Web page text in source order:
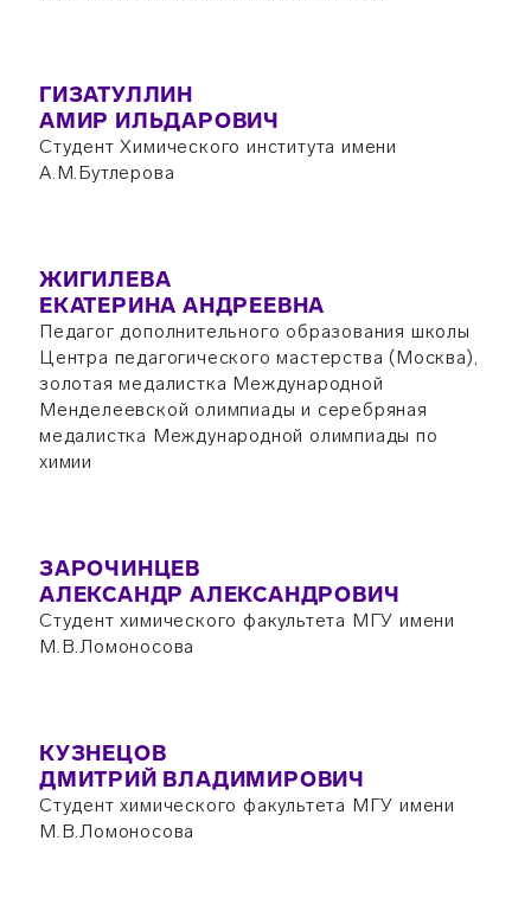
ГИЗАТУЛЛИН
АМИР ИЛЬДАРОВИЧ
Студент Химического института имени
А.М.Бутлерова
ЖИГИЛЕВА
ЕКАТЕРИНА АНДРЕЕВНА
Педагог дополнительного образования школы
Центра педагогического мастерства (Москва),
золотая медалистка Международной
Менделеевской олимпиады и серебряная
медалистка Международной олимпиады по
химии
ЗАРОЧИНЦЕВ
АЛЕКСАНДР АЛЕКСАНДРОВИЧ
Студент химического факультета МГУ имени
М.В.Ломоносова
КУЗНЕЦОВ
ДМИТРИЙ ВЛАДИМИРОВИЧ
Студент химического факультета МГУ имени
М.В.Ломоносова